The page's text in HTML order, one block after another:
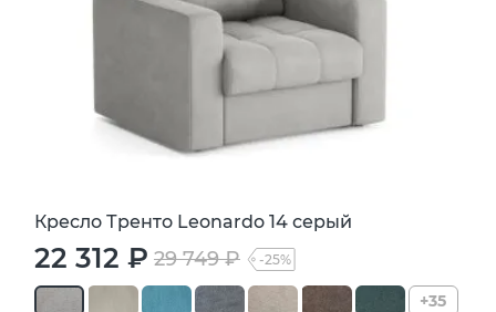
Кресло Тренто Leonardo 14 серый
22 312 ₽ 29 749 ₽ -25%
+35